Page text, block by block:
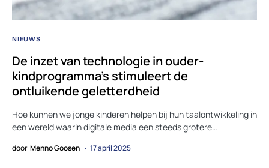
NIEUWS
De inzet van technologie in ouder-
kindprogramma’s stimuleert de
ontluikende geletterdheid
Hoe kunnen we jonge kinderen helpen bij hun taalontwikkeling in
een wereld waarin digitale media een steeds grotere…
door Menno Goosen 17 april 2025